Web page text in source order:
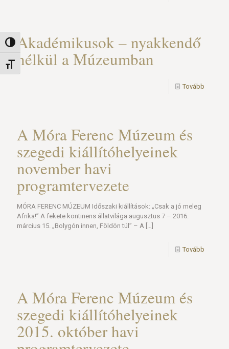
Nagy kontraszt váltása
Betűméret váltása
Akadémikusok – nyakkendő
nélkül a Múzeumban
Tovább
A Móra Ferenc Múzeum és
szegedi kiállítóhelyeinek
november havi
programtervezete
MÓRA FERENC MÚZEUM Időszaki kiállítások: „Csak a jó meleg
Afrika!” A fekete kontinens állatvilága augusztus 7 – 2016.
március 15. „Bolygón innen, Földön túl” – A […]
Tovább
A Móra Ferenc Múzeum és
szegedi kiállítóhelyeinek
2015. október havi